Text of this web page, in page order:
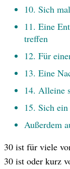
10. Sich
11. Eine
treffen
12. Für
13. Eine
14. Alleine
15. Sich
Außerdem
30 ist für viele
30 ist oder kurz